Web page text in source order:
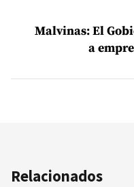
Malvinas: El
a
Relacionados